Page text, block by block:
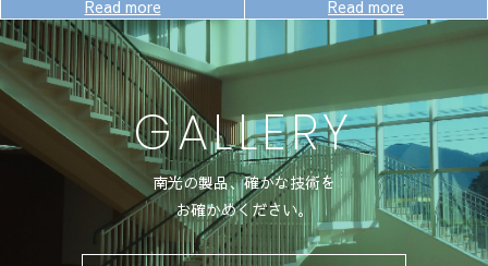
Read more Read more
GALLERY
南光の製品、確かな技術を
お確かめください。